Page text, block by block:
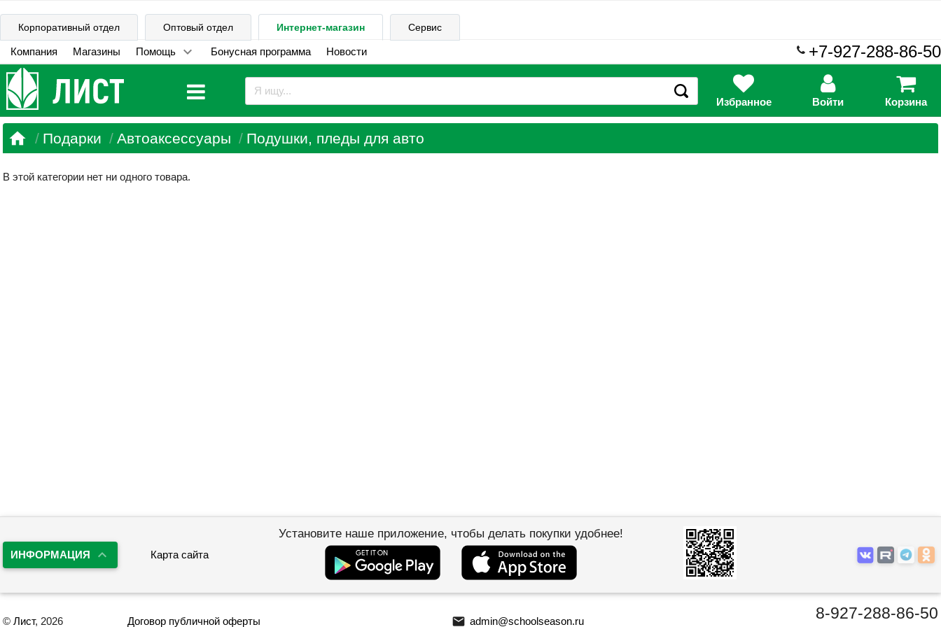
Корпоративный отдел Оптовый отдел Интернет-магазин Сервис
Компания Магазины Помощь Бонусная программа Новости +7-927-288-86-50
Избранное Войти Корзина
 Подарки Автоаксессуары Подушки, пледы для авто
В этой категории нет ни одного товара.
ИНФОРМАЦИЯ Карта сайта
Установите наше приложение, чтобы делать покупки удобнее!
© Лист, 2026 Договор публичной оферты email admin@schoolseason.ru 8-927-288-86-50